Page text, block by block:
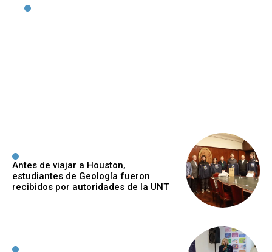
Antes de viajar a Houston,
estudiantes de Geología fueron
recibidos por autoridades de la UNT